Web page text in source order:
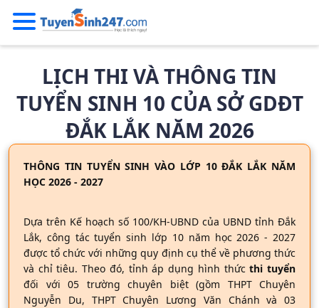
LỊCH THI VÀ THÔNG TIN
TUYỂN SINH 10 CỦA SỞ GDĐT
ĐẮK LẮK NĂM 2026
THÔNG TIN TUYỂN SINH VÀO LỚP 10 ĐẮK LẮK NĂM
HỌC 2026 - 2027
Dựa trên Kế hoạch số 100/KH-UBND của UBND tỉnh Đắk
Lắk, công tác tuyển sinh lớp 10 năm học 2026 - 2027
được tổ chức với những quy định cụ thể về phương thức
và chỉ tiêu. Theo đó, tỉnh áp dụng hình thứcthi tuyển
đối với 05 trường chuyên biệt (gồm THPT Chuyên
Nguyễn Du, THPT Chuyên Lương Văn Chánh và 03